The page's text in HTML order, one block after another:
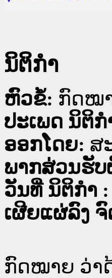
ນິຕິກໍາ
ຫົວຂໍ້: ກົດໝ
ປະເພດ ນິຕິກໍ
ອອກໂດຍ: ສ
ພາກສ່ວນຮັ
ວັນທີ່ ນິຕິກໍາ :
ເຜີຍແຜ່ລົງ
ກົດໝາຍ ວ່າ